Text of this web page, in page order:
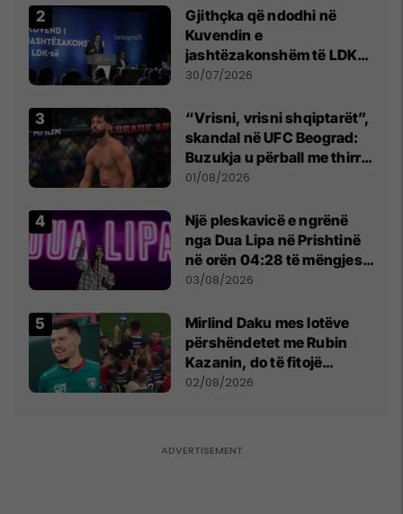
Gjithçka që ndodhi në
Kuvendin e
jashtëzakonshëm të LDK-
së
30/07/2026
“Vrisni, vrisni shqiptarët”,
skandal në UFC Beograd:
Buzukja u përball me thirrje
anti-shqiptare nga
01/08/2026
Një pleskavicë e ngrënë
nga Dua Lipa në Prishtinë
në orën 04:28 të mëngjesit
- dhe bota digjitale serbe
03/08/2026
Mirlind Daku mes lotëve
përshëndetet me Rubin
Kazanin, do të fitojë
miliona te Spartak Moska
02/08/2026